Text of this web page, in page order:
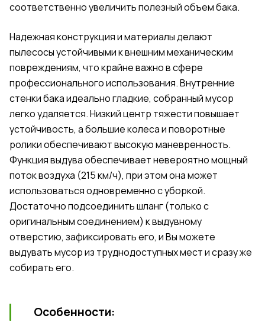
соответственно увеличить полезный объем бака.
Надежная конструкция и материалы делают
пылесосы устойчивыми к внешним механическим
повреждениям, что крайне важно в сфере
профессионального использования. Внутренние
стенки бака идеально гладкие, собранный мусор
легко удаляется. Низкий центр тяжести повышает
устойчивость, а большие колеса и поворотные
ролики обеспечивают высокую маневренность.
Функция выдува обеспечивает невероятно мощный
поток воздуха (215 км/ч), при этом она может
использоваться одновременно с уборкой.
Достаточно подсоединить шланг (только с
оригинальным соединением) к выдувному
отверстию, зафиксировать его, и Вы можете
выдувать мусор из труднодоступных мест и сразу же
собирать его.
Особенности: